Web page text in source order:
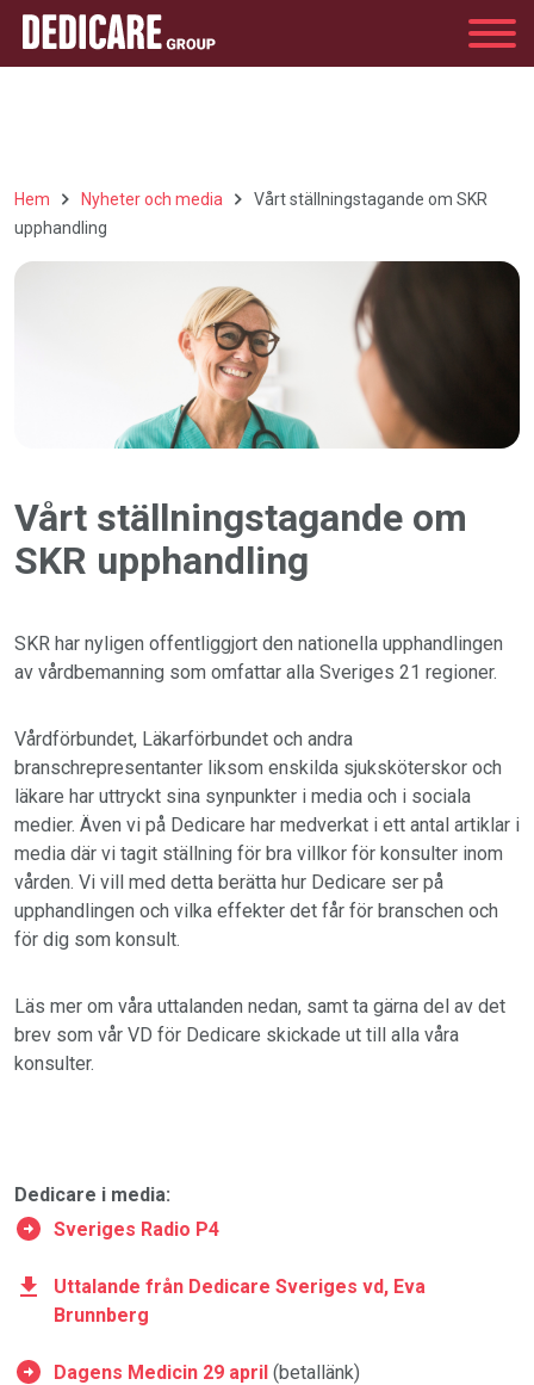
Hem Nyheter och media
Vårt ställningstagande om SKR
upphandling
Vårt ställningstagande om
SKR upphandling
SKR har nyligen offentliggjort den nationella upphandlingen
av vårdbemanning som omfattar alla Sveriges 21 regioner.
Vårdförbundet, Läkarförbundet och andra
branschrepresentanter liksom enskilda sjuksköterskor och
läkare har uttryckt sina synpunkter i media och i sociala
medier. Även vi på Dedicare har medverkat i ett antal artiklar i
media där vi tagit ställning för bra villkor för konsulter inom
vården. Vi vill med detta berätta hur Dedicare ser på
upphandlingen och vilka effekter det får för branschen och
för dig som konsult.
Läs mer om våra uttalanden nedan, samt ta gärna del av det
brev som vår VD för Dedicare skickade ut till alla våra
konsulter.
Dedicare i media:
Sveriges Radio P4
Uttalande från Dedicare Sveriges vd, Eva
Brunnberg
Dagens Medicin 29 april (betallänk)